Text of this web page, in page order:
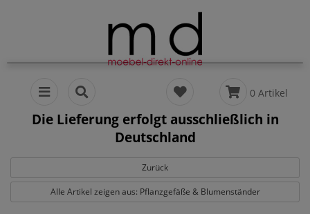
0 Artikel
Die Lieferung erfolgt ausschließlich in
Deutschland
Zurück
Alle Artikel zeigen aus: Pflanzgefäße & Blumenständer